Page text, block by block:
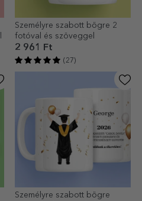
Személyre szabott bögre 2
fotóval és szöveggel
2 961 Ft
(27)
Személyre szabott bögre